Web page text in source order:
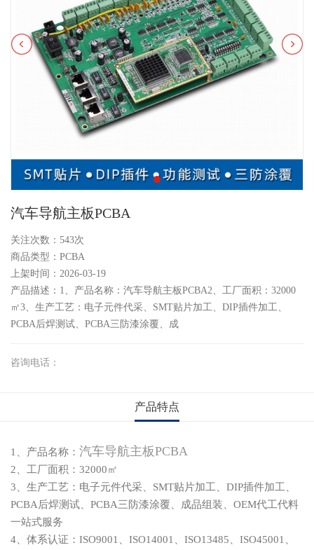
汽车导航主板PCBA
关注次数： 543次
商品类型：PCBA
上架时间：2026-03-19
产品描述：1、产品名称：汽车导航主板PCBA2、工厂面积：32000
㎡3、生产工艺：电子元件代采、SMT贴片加工、DIP插件加工、
PCBA后焊测试、PCBA三防漆涂覆、成
咨询电话：
产品特点
1、产品名称： 汽车导航主板PCBA
2、工厂面积：32000㎡
3、生产工艺：电子元件代采、SMT贴片加工、DIP插件加工、
PCBA后焊测试、PCBA三防漆涂覆、成品组装、OEM代工代料
一站式服务
4、体系认证：ISO9001、ISO14001、ISO13485、ISO45001、